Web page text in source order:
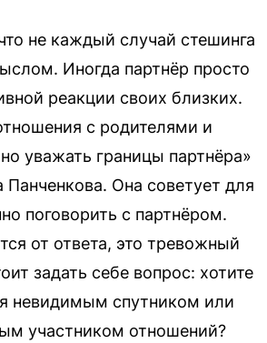
не каждый случай стешинга
Иногда партнёр просто
реакции своих близких.
с родителями и
уважать границы партнёра»
Она советует для
поговорить с партнёром.
от ответа, это тревожный
задать себе вопрос: хотите
невидимым спутником или
участником отношений?